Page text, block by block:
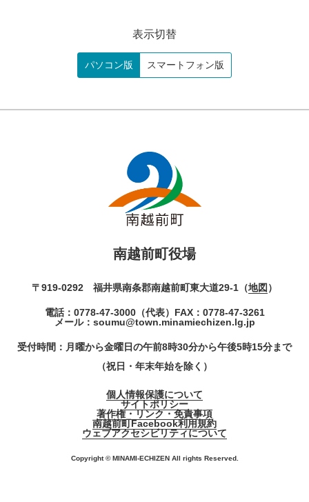
表示切替
パソコン版 スマートフォン版
南越前町役場
〒919-0292 福井県南条郡南越前町東大道29-1（地図 ）
電話： 0778-47-3000（代表） FAX：0778-47-3261
メール： soumu@town.minamiechizen.lg.jp
受付時間：月曜から金曜日の午前8時30分から午後5時15分まで
（祝日・年末年始を除く）
個人情報保護について
サイトポリシー
著作権・リンク・免責事項
南越前町Facebook利用規約
ウェブアクセシビリティについて
Copyright © MINAMI-ECHIZEN All rights Reserved.